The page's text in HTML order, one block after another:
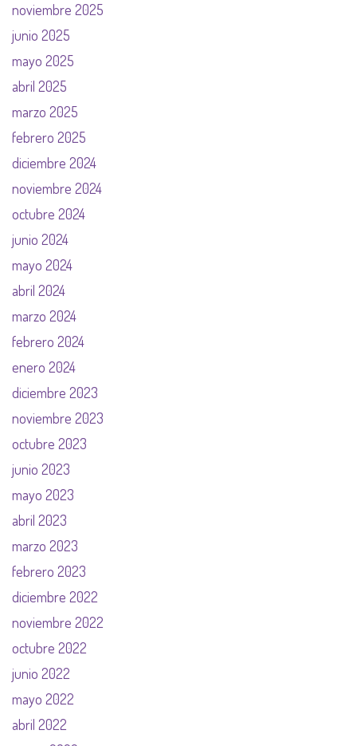
noviembre 2025
junio 2025
mayo 2025
abril 2025
marzo 2025
febrero 2025
diciembre 2024
noviembre 2024
octubre 2024
junio 2024
mayo 2024
abril 2024
marzo 2024
febrero 2024
enero 2024
diciembre 2023
noviembre 2023
octubre 2023
junio 2023
mayo 2023
abril 2023
marzo 2023
febrero 2023
diciembre 2022
noviembre 2022
octubre 2022
junio 2022
mayo 2022
abril 2022